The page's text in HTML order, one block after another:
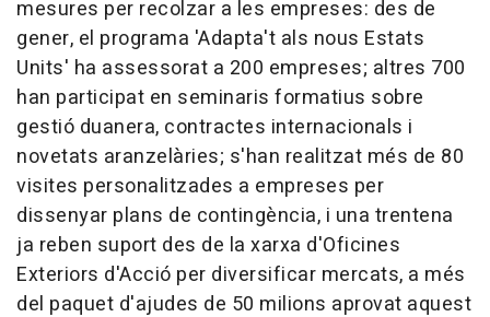
mesures per recolzar a les empreses: des de
gener, el programa 'Adapta't als nous Estats
Units' ha assessorat a 200 empreses; altres 700
han participat en seminaris formatius sobre
gestió duanera, contractes internacionals i
novetats aranzelàries; s'han realitzat més de 80
visites personalitzades a empreses per
dissenyar plans de contingència, i una trentena
ja reben suport des de la xarxa d'Oficines
Exteriors d'Acció per diversificar mercats, a més
del paquet d'ajudes de 50 milions aprovat aquest